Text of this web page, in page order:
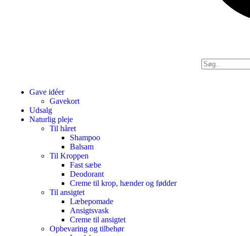
Gave idéer
Gavekort
Udsalg
Naturlig pleje
Til håret
Shampoo
Balsam
Til Kroppen
Fast sæbe
Deodorant
Creme til krop, hænder og fødder
Til ansigtet
Læbepomade
Ansigtsvask
Creme til ansigtet
Opbevaring og tilbehør